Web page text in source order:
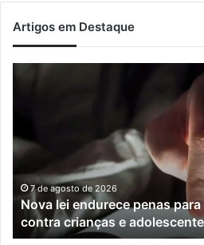
Artigos em Destaque
para
crimes
sexuais
online
contra
crianças
e
7 de agosto de 2026
Nova lei endurece penas
contra crianças e